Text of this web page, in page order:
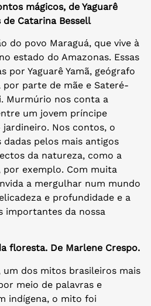
mágicos, de Yaguarê
Catarina Bessell
do povo Maraguá, que vive à
estado do Amazonas. Essas
por Yaguarê Yamã, geógrafo
por parte de mãe e Sateré-
Murmúrio nos conta a
um jovem príncipe
Nos contos, o
pelos mais antigos
da natureza, como a
exemplo. Com muita
a mergulhar num mundo
e profundidade e a
importantes da nossa
floresta. De Marlene Crespo.
dos mitos brasileiros mais
meio de palavras e
indígena, o mito foi